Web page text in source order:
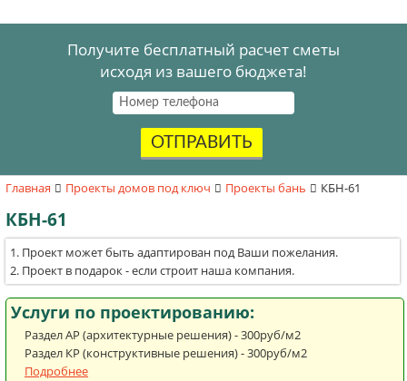
Получите бесплатный расчет сметы
исходя из вашего бюджета!
ОТПРАВИТЬ
Главная Проекты домов под ключ Проекты бань КБН-61
КБН-61
Проект может быть адаптирован под Ваши пожелания.
Проект в подарок - если строит наша компания.
Услуги по проектированию:
Раздел АР (архитектурные решения) - 300руб/м2
Раздел КР (конструктивные решения) - 300руб/м2
Подробнее